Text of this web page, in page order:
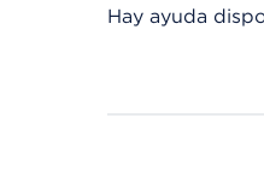
Hay ayuda